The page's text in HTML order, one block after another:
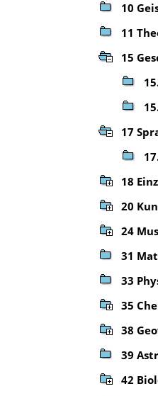
10
11
15
17
18
20
24
31
33
35
38
39
42